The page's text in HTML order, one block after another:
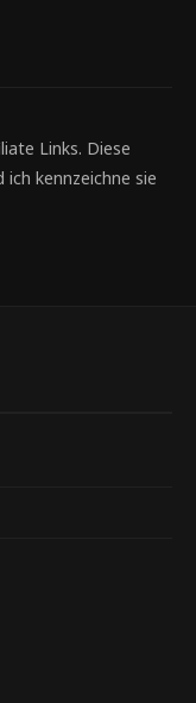
Links. Diese
ich kennzeichne sie